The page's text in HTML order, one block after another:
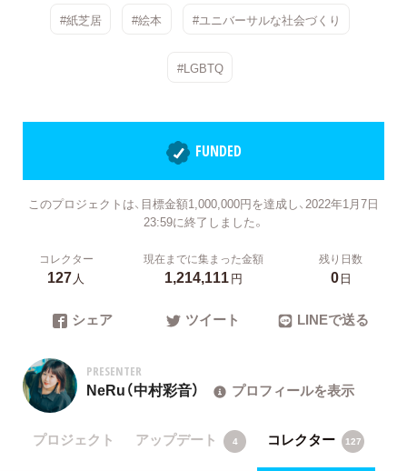
#紙芝居 #絵本 #ユニバーサルな社会づくり
#LGBTQ
FUNDED
このプロジェクトは、目標金額1,000,000円を達成し、2022年1月7日
23:59に終了しました。
コレクター
127人
現在までに集まった金額
1,214,111円
残り日数
0日
シェア ツイート LINEで送る
PRESENTER
NeRu（中村彩音） プロフィールを表示
プロジェクト アップデート 4 コレクター 127